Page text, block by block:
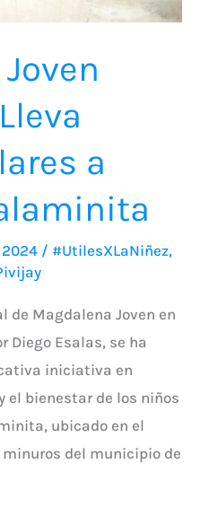
a
2024 / #UtilesXLaNiñez,
de Magdalena Joven en
Diego Esalas, se ha
iniciativa en
el bienestar de los niños
ubicado en el
del municipio de